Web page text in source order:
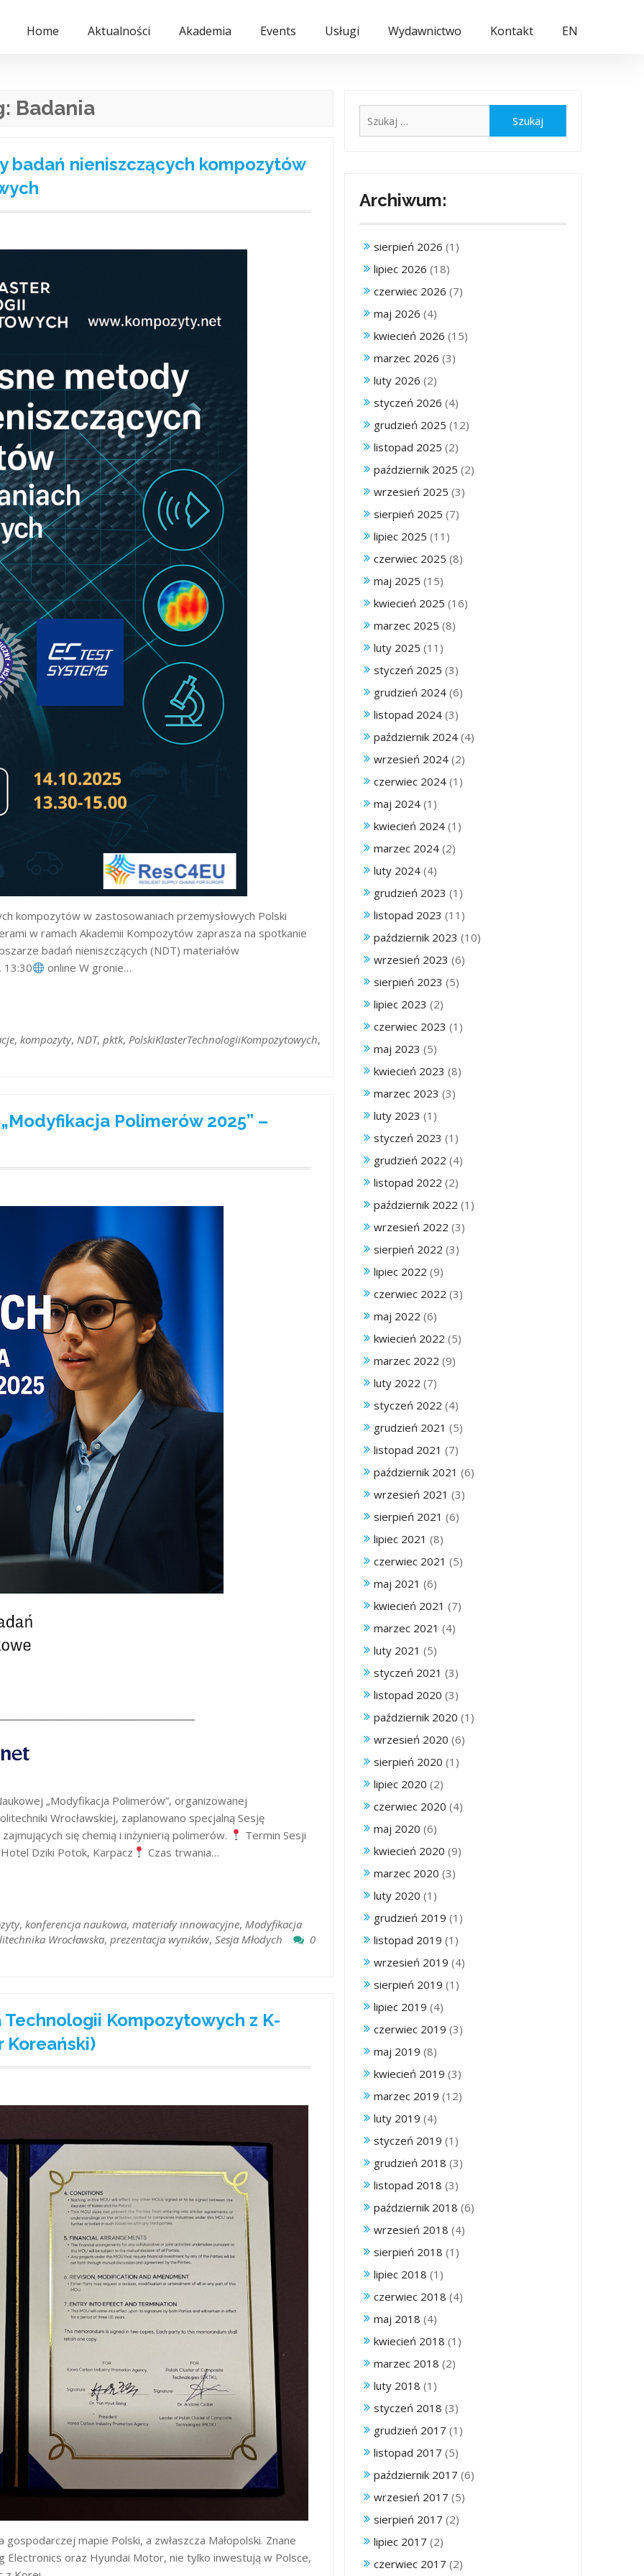
Home Aktualności Akademia Events Usługi Wydawnictwo Kontakt EN
Badania
badań nieniszczących kompozytów
kompozytów w zastosowaniach przemysłowych Polski
w ramach Akademii Kompozytów zaprasza na spotkanie
badań nieniszczących (NDT) materiałów
13:30 online W gronie…
, kompozyty, NDT, pktk, PolskiKlasterTechnologiiKompozytowych,
Polimerów 2025” –
„Modyfikacja Polimerów”, organizowanej
Wrocławskiej, zaplanowano specjalną Sesję
się chemią i inżynierią polimerów.
Termin Sesji
Dziki Potok, Karpacz Czas trwania…
, konferencja naukowa, materiały innowacyjne, Modyfikacja
Wrocławska, prezentacja wyników, Sesja Młodych
0
Kompozytowych z K-
Koreański)
mapie Polski, a zwłaszcza Małopolski. Znane
Electronics oraz Hyundai Motor, nie tylko inwestują w Polsce,
Archiwum:
sierpień 2026 (1)
lipiec 2026 (18)
czerwiec 2026 (7)
maj 2026 (4)
kwiecień 2026 (15)
marzec 2026 (3)
luty 2026 (2)
styczeń 2026 (4)
grudzień 2025 (12)
listopad 2025 (2)
październik 2025 (2)
wrzesień 2025 (3)
sierpień 2025 (7)
lipiec 2025 (11)
czerwiec 2025 (8)
maj 2025 (15)
kwiecień 2025 (16)
marzec 2025 (8)
luty 2025 (11)
styczeń 2025 (3)
grudzień 2024 (6)
listopad 2024 (3)
październik 2024 (4)
wrzesień 2024 (2)
czerwiec 2024 (1)
maj 2024 (1)
kwiecień 2024 (1)
marzec 2024 (2)
luty 2024 (4)
grudzień 2023 (1)
listopad 2023 (11)
październik 2023 (10)
wrzesień 2023 (6)
sierpień 2023 (5)
lipiec 2023 (2)
czerwiec 2023 (1)
maj 2023 (5)
kwiecień 2023 (8)
marzec 2023 (3)
luty 2023 (1)
styczeń 2023 (1)
grudzień 2022 (4)
listopad 2022 (2)
październik 2022 (1)
wrzesień 2022 (3)
sierpień 2022 (3)
lipiec 2022 (9)
czerwiec 2022 (3)
maj 2022 (6)
kwiecień 2022 (5)
marzec 2022 (9)
luty 2022 (7)
styczeń 2022 (4)
grudzień 2021 (5)
listopad 2021 (7)
październik 2021 (6)
wrzesień 2021 (3)
sierpień 2021 (6)
lipiec 2021 (8)
czerwiec 2021 (5)
maj 2021 (6)
kwiecień 2021 (7)
marzec 2021 (4)
luty 2021 (5)
styczeń 2021 (3)
listopad 2020 (3)
październik 2020 (1)
wrzesień 2020 (6)
sierpień 2020 (1)
lipiec 2020 (2)
czerwiec 2020 (4)
maj 2020 (6)
kwiecień 2020 (9)
marzec 2020 (3)
luty 2020 (1)
grudzień 2019 (1)
listopad 2019 (1)
wrzesień 2019 (4)
sierpień 2019 (1)
lipiec 2019 (4)
czerwiec 2019 (3)
maj 2019 (8)
kwiecień 2019 (3)
marzec 2019 (12)
luty 2019 (4)
styczeń 2019 (1)
grudzień 2018 (3)
listopad 2018 (3)
październik 2018 (6)
wrzesień 2018 (4)
sierpień 2018 (1)
lipiec 2018 (1)
czerwiec 2018 (4)
maj 2018 (4)
kwiecień 2018 (1)
marzec 2018 (2)
luty 2018 (1)
styczeń 2018 (3)
grudzień 2017 (1)
listopad 2017 (5)
październik 2017 (6)
wrzesień 2017 (5)
sierpień 2017 (2)
lipiec 2017 (2)
czerwiec 2017 (2)